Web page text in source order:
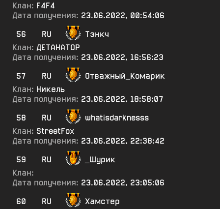
Клан: F4F4
Дата получения: 23.06.2022, 00:54:06
56
RU
Тэнкч
Клан: ДЕТАНАТОР
Дата получения: 23.06.2022, 16:56:23
57
RU
Отважный_Комарик
Клан: Никель
Дата получения: 23.06.2022, 18:58:07
58
RU
whatisdarknesss
Клан: StreetFox
Дата получения: 23.06.2022, 22:38:42
59
RU
_Шурик
Клан:
Дата получения: 23.06.2022, 23:05:06
60
RU
Хамстер